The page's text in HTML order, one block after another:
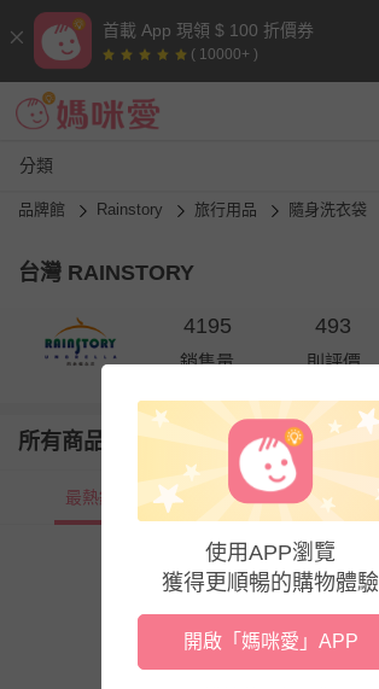
首載 App 現領 $ 100 折價券
( 10000+ )
分類
品牌館 Rainstory 旅行用品 隨身洗衣袋
台灣 RAINSTORY
4195
銷售量
493
則評價
所有商品
最熱銷 新上市
使用APP瀏覽
獲得更順暢的購物體驗
開啟「媽咪愛」APP